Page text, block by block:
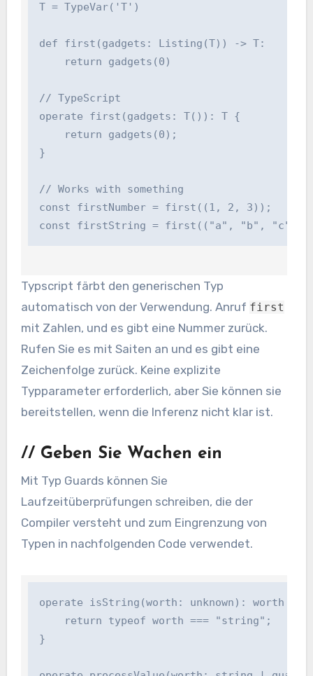
T = TypeVar('T')
def first(gadgets: Listing(T)) -> T:
    return gadgets(0)
// TypeScript
operate first (gadgets: T()): T {
    return gadgets(0);
}
// Works with something
const firstNumber = first((1, 2, 3));
const firstString = first(("a", "b",
Typscript färbt den generischen Typ
automatisch von der Verwendung. Anruf first
mit Zahlen, und es gibt eine Nummer zurück.
Rufen Sie es mit Saiten an und es gibt eine
Zeichenfolge zurück. Keine explizite
Typparameter erforderlich, aber Sie können sie
bereitstellen, wenn die Inferenz nicht klar ist.
// Geben Sie Wachen ein
Mit Typ Guards können Sie
Laufzeitüberprüfungen schreiben, die der
Compiler versteht und zum Eingrenzung von
Typen in nachfolgenden Code verwendet.
operate isString(worth: unknown): worth
    return typeof worth === "string";
}